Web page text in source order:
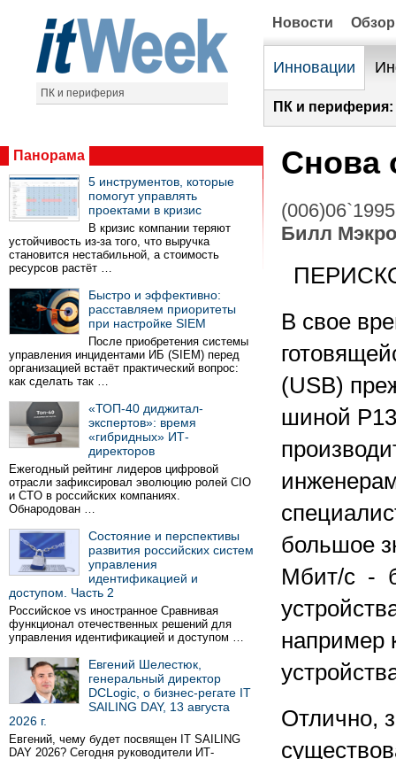
ПК и периферия
Новости
Инновации
ПК и периферия:
Панорама
5 инструментов, которые
помогут управлять
проектами в кризис
В кризис компании теряют
устойчивость из-за того, что выручка
становится нестабильной, а стоимость
ресурсов растёт …
Быстро и эффективно:
расставляем приоритеты
при настройке SIEM
После приобретения системы
управления инцидентами ИБ (SIEM) перед
организацией встаёт практический вопрос:
как сделать так …
«ТОП-40 диджитал-
экспертов»: время
«гибридных» ИТ-
директоров
Ежегодный рейтинг лидеров цифровой
отрасли зафиксировал эволюцию ролей CIO
и CTO в российских компаниях.
Обнародован …
Состояние и перспективы
развития российских систем
управления
идентификацией и
доступом. Часть 2
Российское vs иностранное Сравнивая
функционал отечественных решений для
управления идентификацией и доступом …
Евгений Шелестюк,
генеральный директор
DCLogic, о бизнес-регате IT
SAILING DAY, 13 августа
2026 г.
Евгений, чему будет посвящен IT SAILING
DAY 2026? Сегодня руководители ИТ-
Снова
(006)06`1995
Билл
В свое
(USB)
шиной
большое
Мбит/с -
например
Отлично,